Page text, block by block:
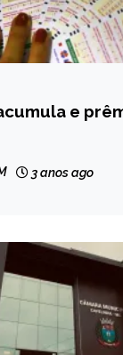
e
3 anos ago